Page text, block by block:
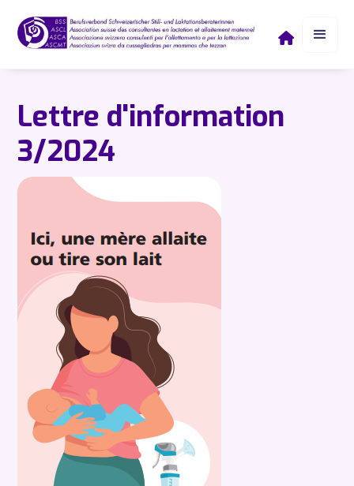

Lettre d'information
3/2024